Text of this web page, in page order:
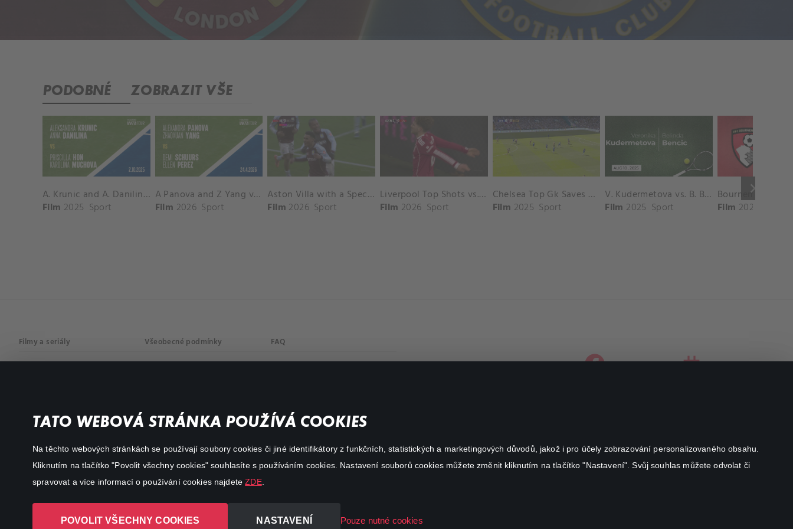
TATO WEBOVÁ STRÁNKA POUŽÍVÁ COOKIES
Na těchto webových stránkách se používají soubory cookies či jiné identifikátory z funkčních, statistických a marketingových důvodů, jakož i pro účely zobrazování personalizovaného obsahu.
Kliknutím na tlačítko "Povolit všechny cookies" souhlasíte s používáním cookies. Nastavení souborů cookies můžete změnit kliknutím na tlačítko "Nastavení". Svůj souhlas můžete odvolat či
spravovat a více informací o používání cookies najdeteZDE.
POVOLIT VŠECHNY COOKIES NASTAVENÍ Pouze nutné cookies
PODOBNÉ ZOBRAZIT VŠE
keyboard_arrow_right
A. Krunic and A. Danilina vs. P. Hon and K. Muchova Match Highlights - BEIJING_Capital Group Diamond ( October 02, 2025)
Film 2025 Sport
A Panova and Z Yang vs D Schuurs and E Perez Match Highlights - MADRID_Court 8 ( April 24, 2026)
Film 2026 Sport
Aston Villa with a Spectacular Goal vs. Nottingham Forest
Film 2026 Sport
Liverpool Top Shots vs. Fulham
Film 2026 Sport
Chelsea Top Gk Saves vs. Crystal Palace
Film 2025 Sport
V. Kudermetova vs. B. Bencic Match Highlights - CINCINNATI_Champions Court ( August 10, 2025)
Film 2025 Sport Film 2025
Filmy a seriály
Akční
Všeobecné podmínky FAQ
facebookinstagram
Canal+ Luxembourg S. à r.l. se sídlem Rue Albert Borschette 4,